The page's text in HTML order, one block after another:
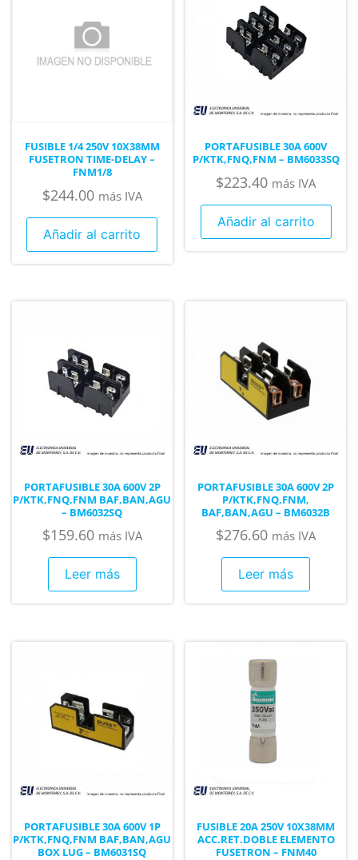
FUSIBLE 1/4 250V 10X38MM
FUSETRON TIME-DELAY –
FNM1/8
$244.00 más IVA
Añadir al carrito
PORTAFUSIBLE 30A 600V
P/KTK,FNQ,FNM – BM6033SQ
$223.40 más IVA
Añadir al carrito
PORTAFUSIBLE 30A 600V 2P
P/KTK,FNQ,FNM BAF,BAN,AGU
– BM6032SQ
$159.60 más IVA
Leer más
PORTAFUSIBLE 30A 600V 2P
P/KTK,FNQ,FNM,
BAF,BAN,AGU – BM6032B
$276.60 más IVA
Leer más
PORTAFUSIBLE 30A 600V 1P
P/KTK,FNQ,FNM BAF,BAN,AGU
BOX LUG – BM6031SQ
FUSIBLE 20A 250V 10X38MM
ACC.RET.DOBLE ELEMENTO
FUSETRON – FNM40